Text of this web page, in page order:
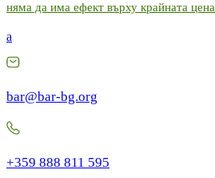
няма да има ефект върху крайната цена
a
bar@bar-bg.org
+359 888 811 595